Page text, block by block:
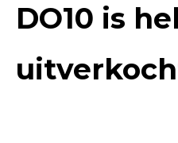
DO10 is